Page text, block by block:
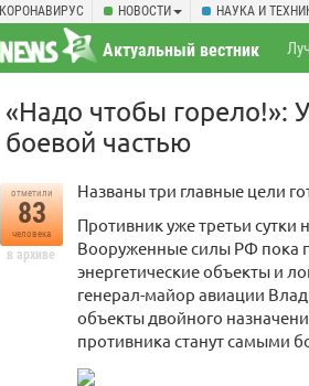
КОРОНАВИРУС НОВОСТИ НАУКА И
Актуальный вестник
«Надо чтобы горело!»:
боевой частью
отметили
83
человека
в архиве
Названы три главные цели
Противник уже третьи
Вооруженные силы РФ пока
энергетические объекты и
генерал-майор авиации
объекты двойного
противника станут самыми